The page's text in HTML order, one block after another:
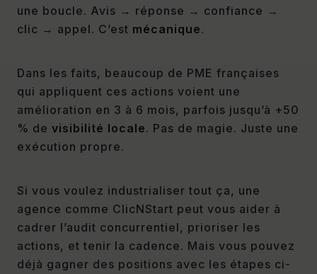
une boucle. Avis → réponse → confiance →
clic → appel. C’est mécanique.
Dans les faits, beaucoup de PME françaises
qui appliquent ces actions voient une
amélioration en 3 à 6 mois, parfois jusqu’à +50
% de visibilité locale. Pas de magie. Juste une
exécution propre.
Si vous voulez industrialiser tout ça, une
agence comme ClicNStart peut vous aider à
cadrer l’audit concurrentiel, prioriser les
actions, et tenir la cadence. Mais vous pouvez
déjà gagner des positions avec les étapes ci-